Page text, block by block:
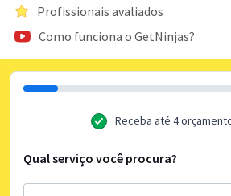
Profissionais avaliados
Como funciona o GetNinjas?
Receba até 4
Qual serviço você procura?